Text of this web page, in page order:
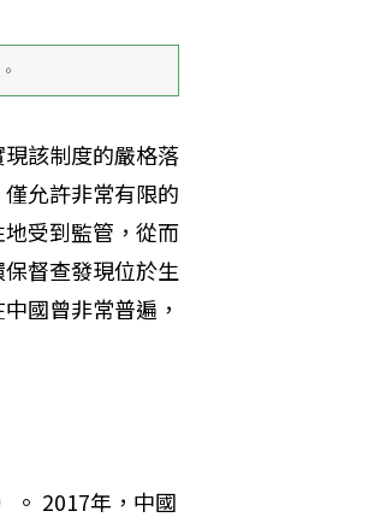
該制度的嚴格落
允許非常有限的
受到監管，從而
督查發現位於生
國曾非常普遍，
。 2017年，中國